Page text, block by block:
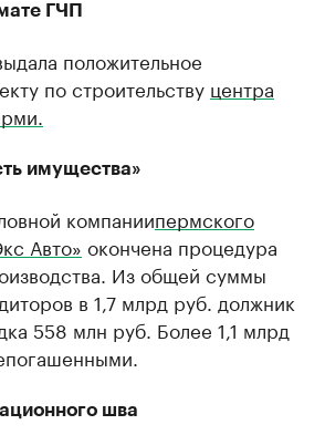
ГЧП
положительное
по строительству центра
имущества»
компаниипермского
Авто» окончена процедура
Из общей суммы
в 1,7 млрд руб. должник
558 млн руб. Более 1,1 млрд
шва